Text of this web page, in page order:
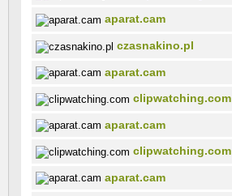
aparat.cam
czasnakino.pl
aparat.cam
clipwatching.com
aparat.cam
clipwatching.com
aparat.cam